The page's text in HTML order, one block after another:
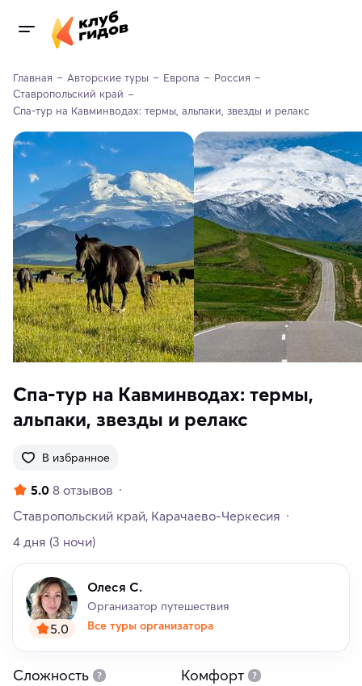
Главная Авторские туры Европа
Россия
Ставропольский край
Спа-тур на Кавминводах: термы, альпаки, звезды и релакс
Спа-тур на Кавминводах: термы,
альпаки, звезды и релакс
В избранное
5.0 8 отзывов
Ставропольский край Карачаево-Черкесия
4 дня (3 ночи)
5.0
Олеся С.
Организатор путешествия
Все туры организатора
Сложность Комфорт